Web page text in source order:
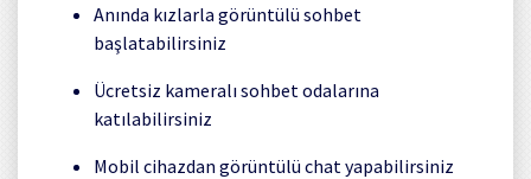
Anında kızlarla görüntülü sohbet
başlatabilirsiniz
Ücretsiz kameralı sohbet odalarına
katılabilirsiniz
Mobil cihazdan görüntülü chat yapabilirsiniz